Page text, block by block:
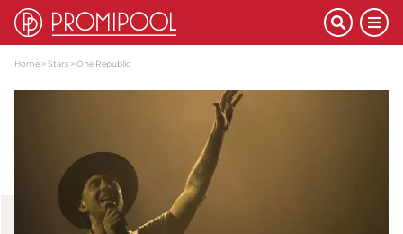
Home Stars One Republic